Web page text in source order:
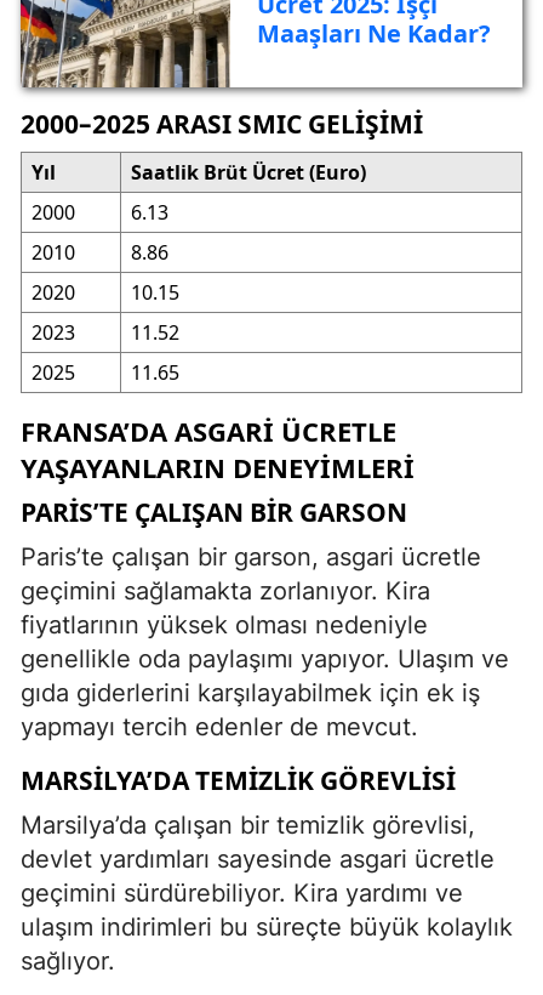
Maaşları Ne Kadar?
2000–2025 ARASI SMIC GELIŞIMI
Yıl
Saatlik Brüt Ücret (Euro)
2000
6.13
2010
8.86
2020
10.15
2023
11.52
2025
11.65
FRANSA’DA ASGARI ÜCRETLE
YAŞAYANLARIN DENEYIMLERI
PARIS’TE ÇALIŞAN BIR GARSON
Paris’te çalışan bir garson, asgari ücretle
geçimini sağlamakta zorlanıyor. Kira
fiyatlarının yüksek olması nedeniyle
genellikle oda paylaşımı yapıyor. Ulaşım ve
gıda giderlerini karşılayabilmek için ek iş
yapmayı tercih edenler de mevcut.
MARSILYA’DA TEMIZLIK GÖREVLISI
Marsilya’da çalışan bir temizlik görevlisi,
devlet yardımları sayesinde asgari ücretle
geçimini sürdürebiliyor. Kira yardımı ve
ulaşım indirimleri bu süreçte büyük kolaylık
sağlıyor.